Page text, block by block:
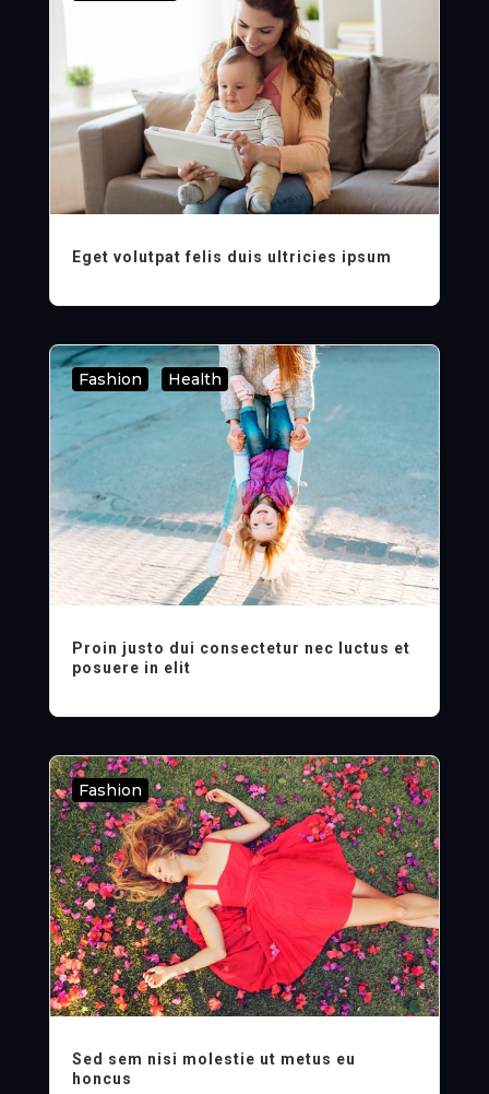
Eget volutpat felis duis ultricies ipsum
Fashion Health
Proin justo dui consectetur nec luctus et
posuere in elit
Fashion
Sed sem nisi molestie ut metus eu
honcus